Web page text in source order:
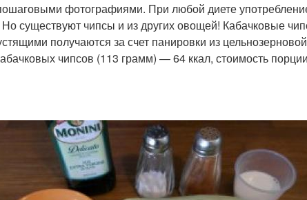
фотографиями. При любой диете
существуют чипсы и из других овощей! Кабачковые
получаются за счет панировки из
чипсов (113 грамм) — 64 ккал, стоимость